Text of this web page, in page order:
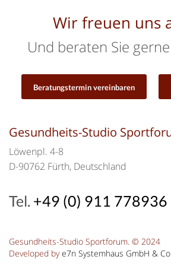
Wir freuen uns
Und beraten Sie
Beratungstermin vereinbaren
Gesundheits-Studio
Löwenpl. 4-8
D-90762 Fürth, Deutschland
Tel. +49 (0) 911 778936
Gesundheits-Studio Sportforum. © 2024
Developed bye7n Systemhaus GmbH &